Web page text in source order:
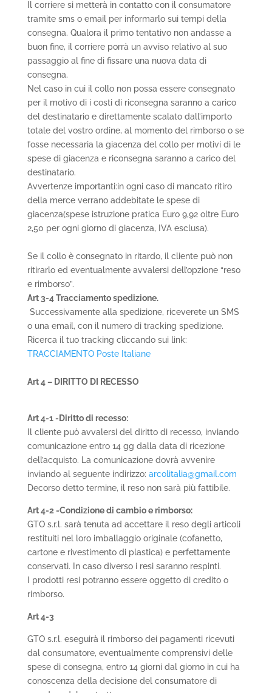
Il corriere si metterà in contatto con il consumatore
tramite sms o email per informarlo sui tempi della
consegna. Qualora il primo tentativo non andasse a
buon fine, il corriere porrà un avviso relativo al suo
passaggio al fine di fissare una nuova data di
consegna.
Nel caso in cui il collo non possa essere consegnato
per il motivo di i costi di riconsegna saranno a carico
del destinatario e direttamente scalato dall’importo
totale del vostro ordine, al momento del rimborso o se
fosse necessaria la giacenza del collo per motivi di le
spese di giacenza e riconsegna saranno a carico del
destinatario.
Avvertenze importanti:in ogni caso di mancato ritiro
della merce verrano addebitate le spese di
giacenza(spese istruzione pratica Euro 9,92 oltre Euro
2,50 per ogni giorno di giacenza, IVA esclusa).
Se il collo è consegnato in ritardo, il cliente può non
ritirarlo ed eventualmente avvalersi dell’opzione “reso
e rimborso”.
Art 3-4 Tracciamento spedizione.
Successivamente alla spedizione, riceverete un SMS
o una email, con il numero di tracking spedizione.
Ricerca il tuo tracking cliccando sui link:
TRACCIAMENTO Poste Italiane
Art 4 – DIRITTO DI RECESSO
Art 4-1 -Diritto di recesso:
Il cliente può avvalersi del diritto di recesso, inviando
comunicazione entro 14 gg dalla data di ricezione
dell’acquisto. La comunicazione dovrà avvenire
inviando al seguente indirizzo: arcolitalia@gmail.com
Decorso detto termine, il reso non sarà più fattibile.
Art 4-2 -Condizione di cambio e rimborso:
GTO s.r.l. sarà tenuta ad accettare il reso degli articoli
restituiti nel loro imballaggio originale (cofanetto,
cartone e rivestimento di plastica) e perfettamente
conservati. In caso diverso i resi saranno respinti.
I prodotti resi potranno essere oggetto di credito o
rimborso.
Art 4-3
GTO s.r.l. eseguirà il rimborso dei pagamenti ricevuti
dal consumatore, eventualmente comprensivi delle
spese di consegna, entro 14 giorni dal giorno in cui ha
conoscenza della decisione del consumatore di